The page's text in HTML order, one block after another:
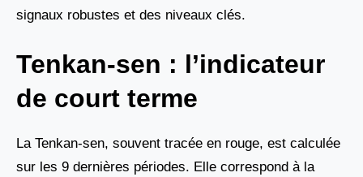
signaux robustes et des niveaux clés.
Tenkan-sen : l’indicateur
de court terme
La Tenkan-sen, souvent tracée en rouge, est calculée
sur les 9 dernières périodes. Elle correspond à la